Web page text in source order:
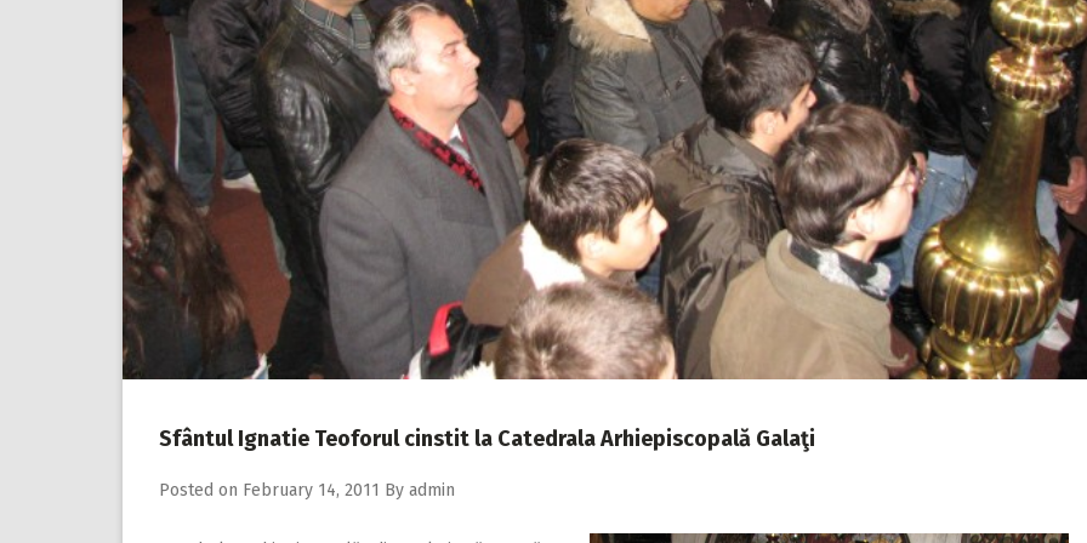
Sfântul Ignatie Teoforul cinstit la Catedrala Arhiepiscopală Galaţi
Posted on February 14, 2011 By admin